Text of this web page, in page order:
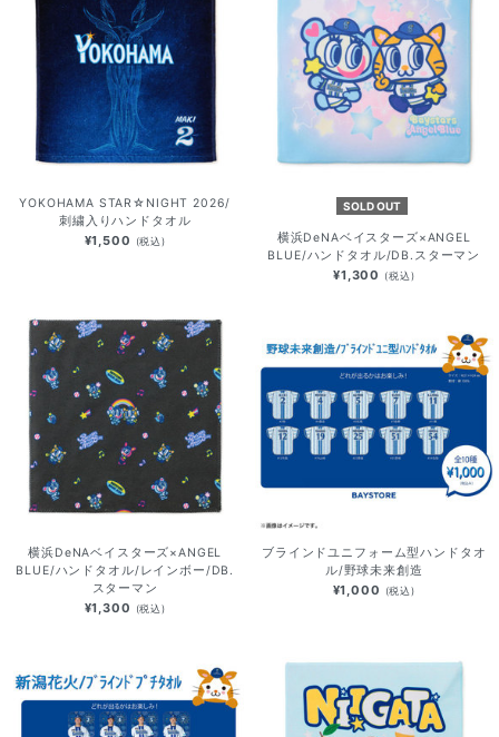
YOKOHAMA STAR☆NIGHT 2026/
刺繍入りハンドタオル
¥1,500 (税込)
SOLD OUT
横浜DeNAベイスターズ×ANGEL
BLUE/ハンドタオル/DB.スターマン
¥1,300 (税込)
横浜DeNAベイスターズ×ANGEL
BLUE/ハンドタオル/レインボー/DB.
スターマン
¥1,300 (税込)
ブラインドユニフォーム型ハンドタオ
ル/野球未来創造
¥1,000 (税込)